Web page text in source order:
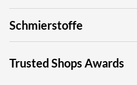
Schmierstoffe
Trusted Shops Awards